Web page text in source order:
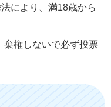
により、満18歳から
棄権しないで必ず投票